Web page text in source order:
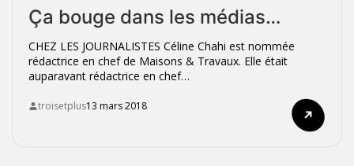
Ça bouge dans les médias…
CHEZ LES JOURNALISTES Céline Chahi est nommée
rédactrice en chef de Maisons & Travaux. Elle était
auparavant rédactrice en chef…

troisetplus13 mars 2018